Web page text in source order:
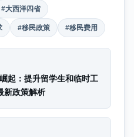
#大西洋四省
#移民政策 #移民费用
起：提升留学生和临时工
新政策解析